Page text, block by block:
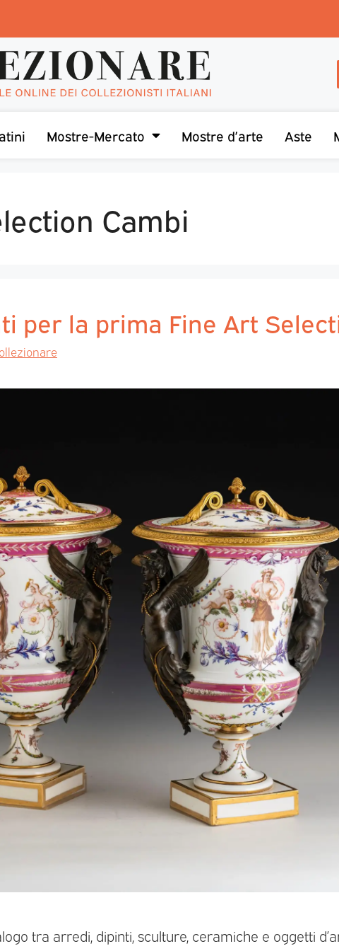
Mostre-Mercato Mostre d’arte Aste
Cambi
per la prima Fine Art
tra arredi, dipinti, sculture, ceramiche e oggetti